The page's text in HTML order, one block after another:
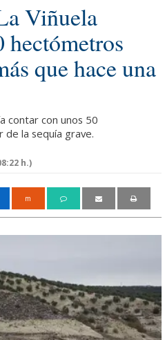
Viñuela
hectómetros
que hace una
contar con unos 50
de la sequía grave.
h.)
m